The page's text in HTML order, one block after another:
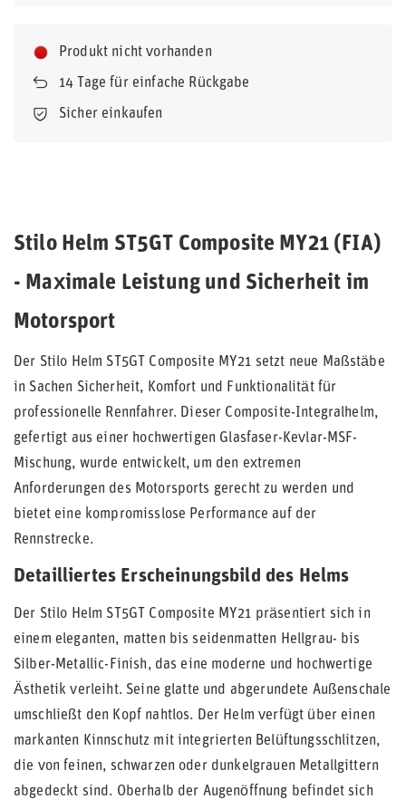
Produkt nicht vorhanden
14 Tage für einfache Rückgabe
Sicher einkaufen
Stilo Helm ST5GT Composite MY21 (FIA)
- Maximale Leistung und Sicherheit im
Motorsport
Der Stilo Helm ST5GT Composite MY21 setzt neue Maßstäbe
in Sachen Sicherheit, Komfort und Funktionalität für
professionelle Rennfahrer. Dieser Composite-Integralhelm,
gefertigt aus einer hochwertigen Glasfaser-Kevlar-MSF-
Mischung, wurde entwickelt, um den extremen
Anforderungen des Motorsports gerecht zu werden und
bietet eine kompromisslose Performance auf der
Rennstrecke.
Detailliertes Erscheinungsbild des Helms
Der Stilo Helm ST5GT Composite MY21 präsentiert sich in
einem eleganten, matten bis seidenmatten Hellgrau- bis
Silber-Metallic-Finish, das eine moderne und hochwertige
Ästhetik verleiht. Seine glatte und abgerundete Außenschale
umschließt den Kopf nahtlos. Der Helm verfügt über einen
markanten Kinnschutz mit integrierten Belüftungsschlitzen,
die von feinen, schwarzen oder dunkelgrauen Metallgittern
abgedeckt sind. Oberhalb der Augenöffnung befindet sich